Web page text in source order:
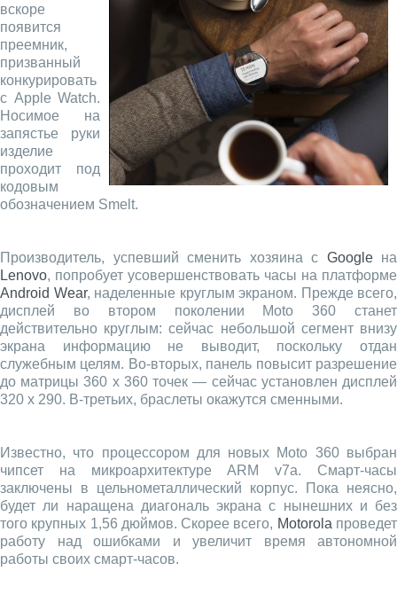
вскоре
появится
преемник,
призванный
конкурировать
с Apple Watch.
Носимое на
запястье руки
изделие
проходит под
кодовым
обозначением Smelt.
Производитель, успевший сменить хозяина с Googleна
Lenovo, попробует усовершенствовать часы на платформе
Android Wear, наделенные круглым экраном. Прежде всего,
дисплей во втором поколении Moto 360 станет
действительно круглым: сейчас небольшой сегмент внизу
экрана информацию не выводит, поскольку отдан
служебным целям. Во-вторых, панель повысит разрешение
до матрицы 360 x 360 точек — сейчас установлен дисплей
320 x 290. В-третьих, браслеты окажутся сменными.
Известно, что процессором для новых Moto 360 выбран
чипсет на микроархитектуре ARM v7a. Смарт-часы
заключены в цельнометаллический корпус. Пока неясно,
будет ли наращена диагональ экрана с нынешних и без
того крупных 1,56 дюймов. Скорее всего, Motorola проведет
работу над ошибками и увеличит время автономной
работы своих смарт-часов.